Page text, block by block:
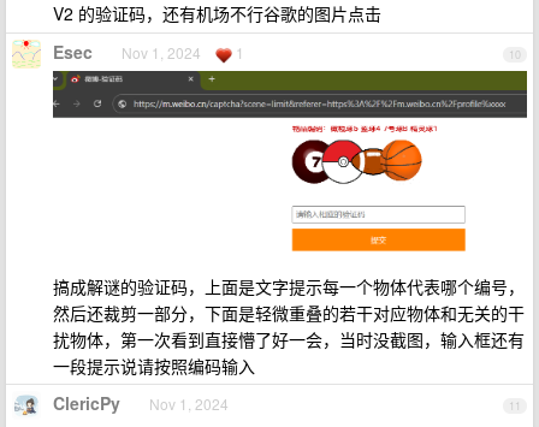
V2 的验证码，还有机场不行谷歌的图片点击
10
Esec Nov 1, 2024 1
搞成解谜的验证码，上面是文字提示每一个物体代表哪个编号，
然后还裁剪一部分，下面是轻微重叠的若干对应物体和无关的干
扰物体，第一次看到直接懵了好一会，当时没截图，输入框还有
一段提示说请按照编码输入
11
ClericPy Nov 1, 2024